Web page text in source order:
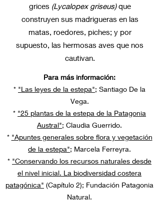
grices (Lycalopex griseus)que
construyen sus madrigueras en las
matas, roedores, piches; y por
supuesto, las hermosas aves que nos
cautivan.
Para más información:
* "Las leyes de la estepa"; Santiago De la
Vega.
* "25 plantas de la estepa de la Patagonia
Austral"; Claudia Guerrido.
* "Apuntes generales sobre flora y vegetación
de la estepa"; Marcela Ferreyra.
* "Conservando los recursos naturales desde
el nivel inicial. La biodiversidad costera
patagónica" (Capítulo 2); Fundación Patagonia
Natural.